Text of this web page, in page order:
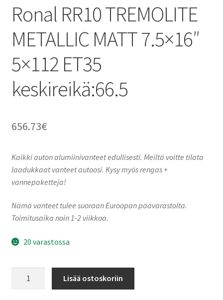
Ronal RR10 TREMOLITE
METALLIC MATT 7.5×16″
5×112 ET35
keskireikä:66.5
656.73€
Kaikki auton alumiinivanteet edullisesti. Meiltä voitte tilata
laadukkaat vanteet autoosi. Kysy myös rengas +
vannepaketteja!
Nämä vanteet tulee suoraan Euroopan päävarastolta.
Toimitusaika noin 1-2 viikkoa.
20 varastossa
Lisää ostoskoriin